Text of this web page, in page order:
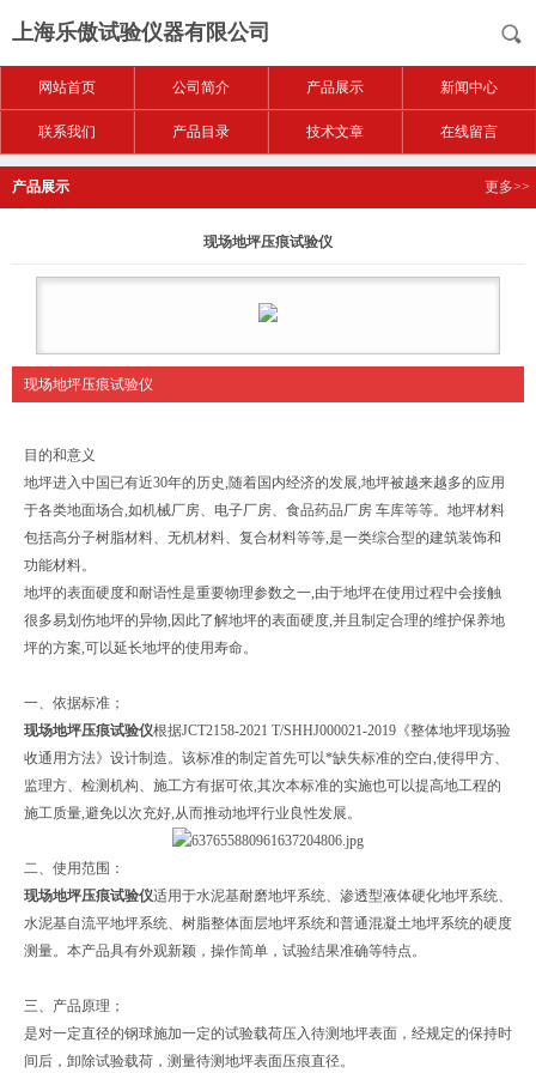
上海乐傲试验仪器有限公司
网站首页 公司简介 产品展示 新闻中心
联系我们 产品目录 技术文章 在线留言
产品展示 更多>>
现场地坪压痕试验仪
现场地坪压痕试验仪
目的和意义
地坪进入中国已有近30年的历史,随着国内经济的发展,地坪被越来越多的应用
于各类地面场合,如机械厂房、电子厂房、食品药品厂房 车库等等。地坪材料
包括高分子树脂材料、无机材料、复合材料等等,是一类综合型的建筑装饰和
功能材料。
地坪的表面硬度和耐语性是重要物理参数之一,由于地坪在使用过程中会接触
很多易划伤地坪的异物,因此了解地坪的表面硬度,并且制定合理的维护保养地
坪的方案,可以延长地坪的使用寿命。
一、依据标准；
现场地坪压痕试验仪根据JCT2158-2021 T/SHHJ000021-2019《整体地坪现场验
收通用方法》设计制造。该标准的制定首先可以*缺失标准的空白,使得甲方、
监理方、检测机构、施工方有据可依,其次本标准的实施也可以提高地工程的
施工质量,避免以次充好,从而推动地坪行业良性发展。
二、使用范围：
现场地坪压痕试验仪适用于水泥基耐磨地坪系统、渗透型液体硬化地坪系统、
水泥基自流平地坪系统、树脂整体面层地坪系统和普通混凝土地坪系统的硬度
测量。本产品具有外观新颖，操作简单，试验结果准确等特点。
三、产品原理；
是对一定直径的钢球施加一定的试验载荷压入待测地坪表面，经规定的保持时
间后，卸除试验载荷，测量待测地坪表面压痕直径。